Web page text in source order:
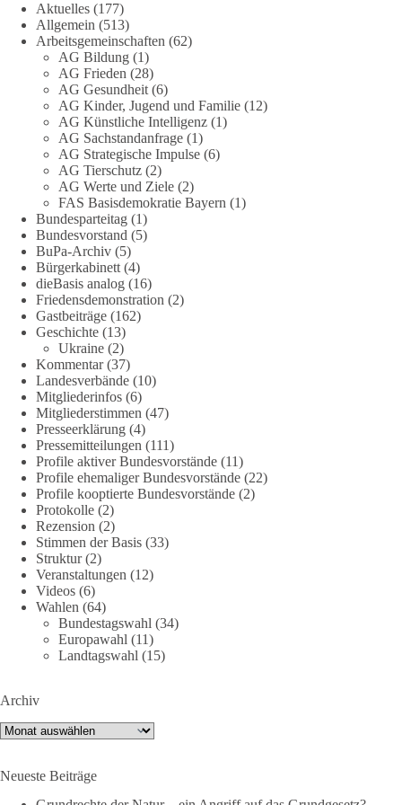
DieBasis
1 Tag zuvor
Stimmen der dieBasis – heute mit dem „Demokratie-Bestatter“
Die Energiewende ist bisher kein Erfolg, sondern ein teures,
ineffizientes Unterfangen. Dies belegt eine Auswertung der
NZZ, wonach die Energiewende den Strom nicht billiger,
sondern teurer gemacht hat.
Quelle: https://www.nzz.ch/der-andere-blick/fehlschlag-
energiewende-warum-deutschland-trotz-rekordausbau-von-
wind-und-sonnenkraft-weniger-strom-erzeugt-ld.10006607
🟩🟩🟦🟦🟥🟥🟧🟧
„Wir brauchen dringend wettbewerbsfähige Energiepreise und
eine ideologiefreie Diskussion“, meint der Demokratie-
Bestatter.
Wie siehst du das?
🤝 Jetzt Politik für die Menschen mitgestalten:
https://diebasis.de/mitgliedschaft/
#dieBasis #energiewende #strompreise #wettbewerb
7
DieBasis
2 Tage(n) zuvor
⚡️ NATO-Gipfel in Ankara: Kriegskonferenz statt
Friedensgipfel!?
Staats- und Regierungschefs zum NATO-Gipfel in der Türkei.
Von der NATO wird behauptet, sie sei das wichtigste
Die Gipfelerklärung liest sich jedoch wie ein Protokoll einer
Aktuelles (177)
Allgemein (513)
Arbeitsgemeinschaften (62)
AG Bildung (1)
AG Frieden (28)
AG Gesundheit (6)
AG Kinder, Jugend und Familie (12)
AG Künstliche Intelligenz (1)
AG Sachstandanfrage (1)
AG Strategische Impulse (6)
AG Tierschutz (2)
AG Werte und Ziele (2)
FAS Basisdemokratie Bayern (1)
Bundesparteitag (1)
Bundesvorstand (5)
BuPa-Archiv (5)
Bürgerkabinett (4)
dieBasis analog (16)
Friedensdemonstration (2)
Gastbeiträge (162)
Geschichte (13)
Ukraine (2)
Kommentar(37)
Landesverbände (10)
Mitgliederinfos (6)
Mitgliederstimmen (47)
Presseerklärung (4)
Pressemitteilungen (111)
Profile aktiver Bundesvorstände (11)
Profile ehemaliger Bundesvorstände (22)
Profile kooptierte Bundesvorstände (2)
Protokolle (2)
Rezension (2)
Stimmen der Basis (33)
Struktur(2)
Veranstaltungen (12)
Videos (6)
Wahlen (64)
Bundestagswahl (34)
Europawahl (11)
Landtagswahl (15)
Archiv
Archiv
Neueste Beiträge